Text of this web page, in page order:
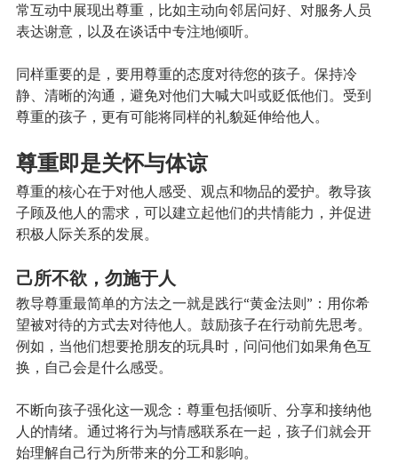
常互动中展现出尊重，比如主动向邻居问好、对服务人员
表达谢意，以及在谈话中专注地倾听。
同样重要的是，要用尊重的态度对待您的孩子。保持冷
静、清晰的沟通，避免对他们大喊大叫或贬低他们。受到
尊重的孩子，更有可能将同样的礼貌延伸给他人。
尊重即是关怀与体谅
尊重的核心在于对他人感受、观点和物品的爱护。教导孩
子顾及他人的需求，可以建立起他们的共情能力，并促进
积极人际关系的发展。
己所不欲，勿施于人
教导尊重最简单的方法之一就是践行“黄金法则”：用你希
望被对待的方式去对待他人。鼓励孩子在行动前先思考。
例如，当他们想要抢朋友的玩具时，问问他们如果角色互
换，自己会是什么感受。
不断向孩子强化这一观念：尊重包括倾听、分享和接纳他
人的情绪。通过将行为与情感联系在一起，孩子们就会开
始理解自己行为所带来的分工和影响。